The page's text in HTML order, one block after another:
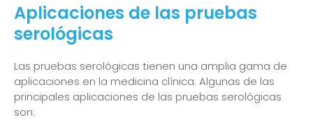
Aplicaciones de las pruebas
serológicas
Las pruebas serológicas tienen una amplia gama de
aplicaciones en la medicina clínica. Algunas de las
principales aplicaciones de las pruebas serológicas
son: